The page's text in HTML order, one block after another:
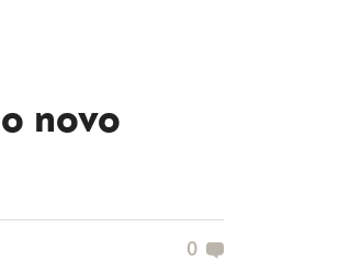
novo
0